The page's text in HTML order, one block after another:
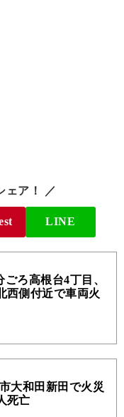
ェア！ ／
LINE
ごろ高根台4丁目、
西側付近で車両火
大和田新田で火災
死亡